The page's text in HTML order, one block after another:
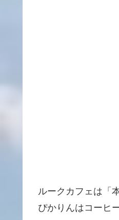
ルークカフェは「
ぴかりんはコーヒ